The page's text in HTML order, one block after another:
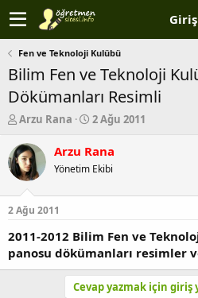
Fen ve Teknoloji Kulübü
Bilim Fen ve Teknoloji
Dökümanları Resimli
K
n
b
u
u
b
a
l
Arzu Rana
B
ş
a
ç
a
r
i
2 Ağu 2011
Arzu Rana
Yönetim Ekibi
2 Ağu 2011
2011-2012 Bilim Fen ve
panosu dökümanları resimler
Cevap yazmak için giriş